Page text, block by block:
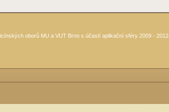
oborů MU a VUT Brno s účastí aplikační sféry 2009 - 2012